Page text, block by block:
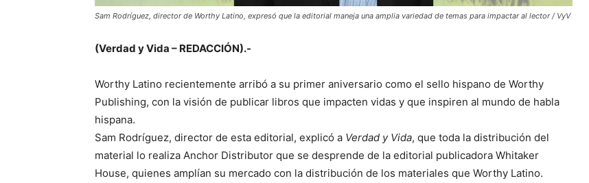
Sam Rodríguez, director de Worthy Latino, expresó que la editorial maneja una amplia variedad de temas para impactar al lector / VyV
(Verdad y Vida – REDACCIÓN).-
Worthy Latino recientemente arribó a su primer aniversario como el sello hispano de Worthy
Publishing, con la visión de publicar libros que impacten vidas y que inspiren al mundo de habla
hispana.
Sam Rodríguez, director de esta editorial, explicó a Verdad y Vida, que toda la distribución del
material lo realiza Anchor Distributor que se desprende de la editorial publicadora Whitaker
House, quienes amplían su mercado con la distribución de los materiales que Worthy Latino.